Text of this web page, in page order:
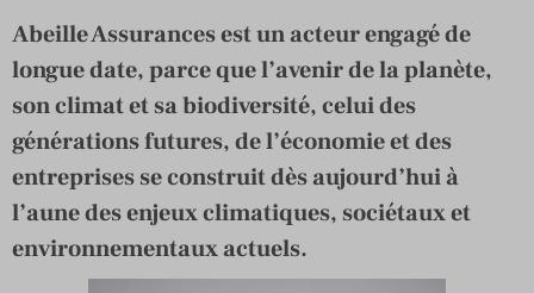
Abeille Assurances est un acteur engagé de
longue date, parce que l’avenir de la planète,
son climat et sa biodiversité, celui des
générations futures, de l’économie et des
entreprises se construit dès aujourd’hui à
l’aune des enjeux climatiques, sociétaux et
environnementaux actuels.